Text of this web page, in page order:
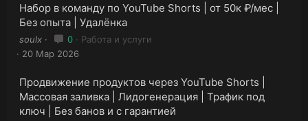
Набор в команду по YouTube Shorts | от 50к ₽/мес |
Без опыта | Удалёнка
soulx 0
Работа и услуги
20 Мар 2026
Продвижение продуктов через YouTube Shorts |
Массовая заливка | Лидогенерация | Трафик под
ключ | Без банов и с гарантией